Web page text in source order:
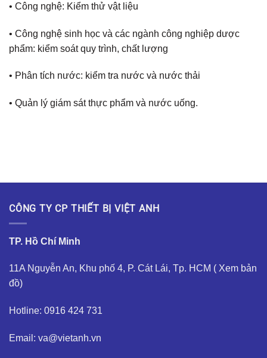
• Công nghệ: Kiểm thử vật liệu
• Công nghệ sinh học và các ngành công nghiệp dược
phẩm: kiểm soát quy trình, chất lượng
• Phân tích nước: kiểm tra nước và nước thải
• Quản lý giám sát thực phẩm và nước uống.
CÔNG TY CP THIẾT BỊ VIỆT ANH
TP. Hồ Chí Minh
11A Nguyễn An, Khu phố 4, P. Cát Lái, Tp. HCM ( Xem bản
đồ)
Hotline: 0916 424 731
Email: va@vietanh.vn